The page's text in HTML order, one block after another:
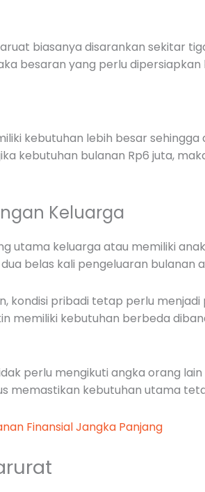
biasanya disarankan sekitar
besaran yang perlu dipersiapkan
kebutuhan lebih besar
kebutuhan bulanan Rp6 juta,
Keluarga
utama keluarga atau memiliki
belas kali pengeluaran bulanan
kondisi pribadi tetap perlu
memiliki kebutuhan berbeda
perlu mengikuti angka orang
memastikan kebutuhan utama
Finansial Jangka Panjang